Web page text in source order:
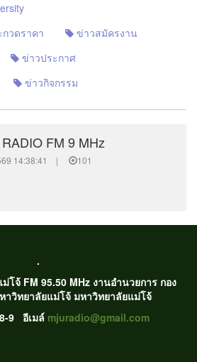
วดราคา
ข่าวสมัครงาน
ข่าวประกาศ
ข่าวกิจกรรม
FM 9 MHz
14:38:41 | 101
.
โจ้ FM 95.50 MHz งานอำนวยการ กอง
าวิทยาลัยแม่โจ้ มหาวิทยาลัยแม่โจ้
9 อีเมล์ mjuradio@gmail.com